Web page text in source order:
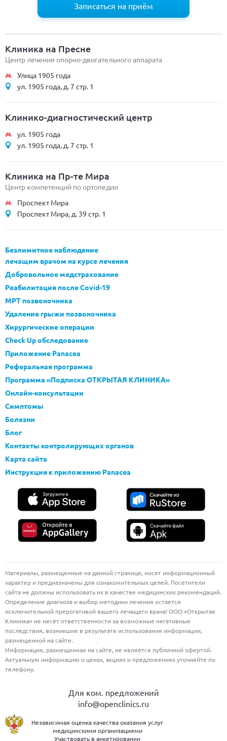
Записаться на приём
Клиника на Пресне
Центр лечения опорно-двигательного аппарата
Улица 1905 года
ул. 1905 года, д. 7 стр. 1
Клинико-диагностический центр
ул. 1905 года
ул. 1905 года, д. 7 стр. 1
Клиника на Пр-те Мира
Центр компетенций по ортопедии
Проспект Мира
Проспект Мира, д. 39 стр. 1
Безлимитное наблюдение
лечащим врачом на курсе лечения
Добровольное медстрахование
Реабилитация после Covid-19
МРТ позвоночника
Удаление грыжи позвоночника
Хирургические операции
Check Up обследование
Приложение Panacea
Реферальная программа
Программа «Подписка ОТКРЫТАЯ КЛИНИКА»
Онлайн-консультации
Симптомы
Болезни
Блог
Контакты контролирующих органов
Карта сайта
Инструкция к приложению Panacea
Материалы, размещенные на данной странице, носят информационный
характер и предназначены для ознакомительных целей. Посетители
сайта не должны использовать их в качестве медицинских рекомендаций.
Определение диагноза и выбор методики лечения остается
исключительной прерогативой вашего лечащего врача! ООО «Открытая
Клиника» не несёт ответственности за возможные негативные
последствия, возникшие в результате использования информации,
размещенной на сайте.
Информация, размещенная на сайте, не является публичной офертой.
Актуальную информацию о ценах, акциях и предложениях уточняйте по
телефону.
Для ком. предложений
info@openclinics.ru
Независимая оценка качества оказания услуг
медицинскими организациями
Участвовать в анкетировании